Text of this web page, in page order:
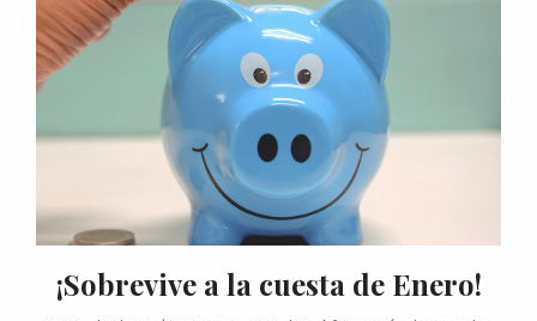
¡Sobrevive a la cuesta de Enero!